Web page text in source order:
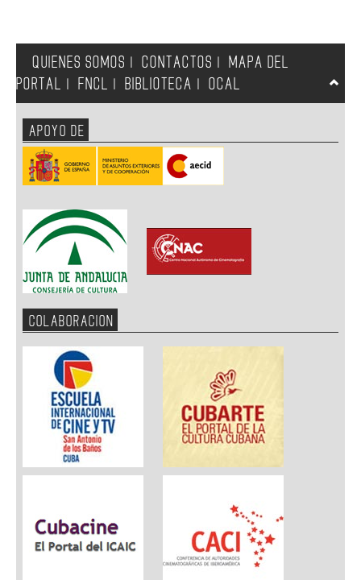
QUIENES SOMOS CONTACTOS
MAPA DEL
PORTAL
FNCL BIBLIOTECA OCAL
APOYO DE
COLABORACION